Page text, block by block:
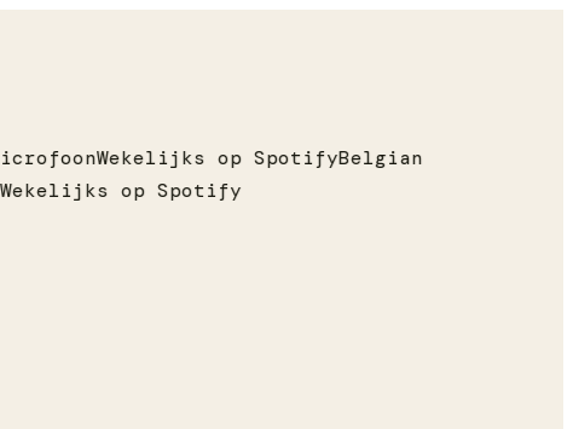
Wekelijks op SpotifyBelgian
op Spotify